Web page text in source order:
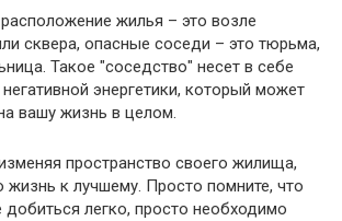
жилья – это возле
сквера, опасные соседи – это тюрьма,
Такое "соседство" несет в себе
энергетики, который может
вашу жизнь в целом.
пространство своего жилища,
к лучшему. Просто помните, что
легко, просто необходимо